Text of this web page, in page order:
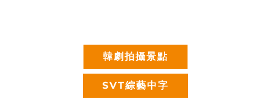
韓劇拍攝景點
SVT綜藝中字